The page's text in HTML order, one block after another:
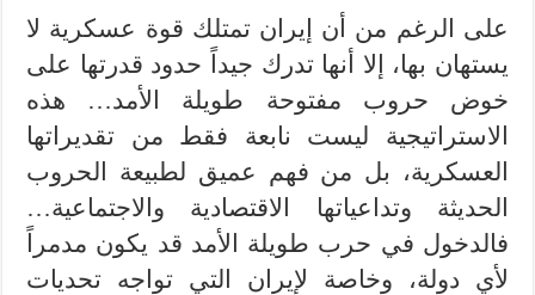
على الرغم من أن إيران تمتلك قوة عسكرية لا
يستهان بها، إلا أنها تدرك جيداً حدود قدرتها على
خوض حروب مفتوحة طويلة الأمد… هذه
الاستراتيجية ليست نابعة فقط من تقديراتها
العسكرية، بل من فهم عميق لطبيعة الحروب
الحديثة وتداعياتها الاقتصادية والاجتماعية…
فالدخول في حرب طويلة الأمد قد يكون مدمراً
لأي دولة، وخاصة لإيران التي تواجه تحديات